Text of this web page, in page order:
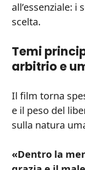
all’essenziale:
scelta.
Temi
arbitrio e
Il film torna
e il peso del
sulla natura
«Dentro la